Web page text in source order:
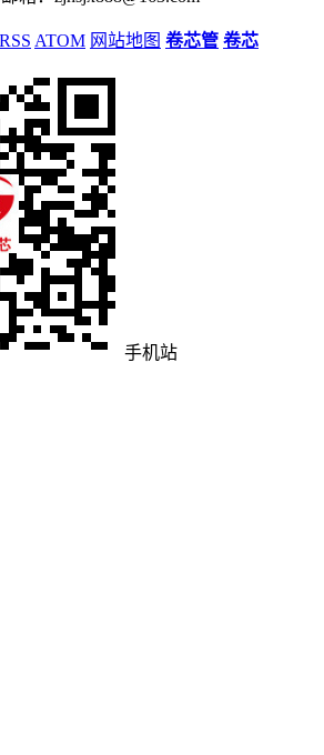
RSS ATOM 网站地图 卷芯管 卷芯
手机站